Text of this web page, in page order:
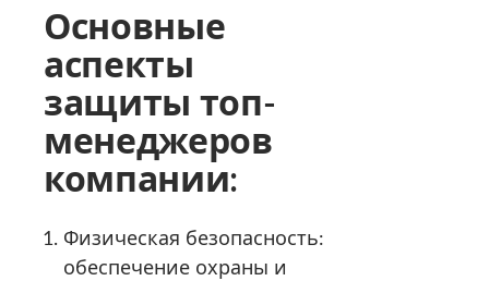
Основные
аспекты
защиты топ-
менеджеров
компании:
Физическая безопасность:
обеспечение охраны и